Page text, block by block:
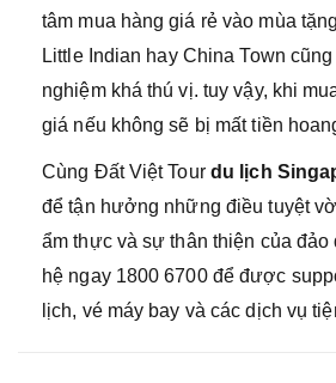
tâm mua hàng giá rẻ vào mùa
Little Indian hay China Town
nghiệm khá thú vị. tuy vậy, khi
giá nếu không sẽ bị mất tiền
Cùng Đất Việt Tour du lịch
để tận hưởng những điều tuyệt
ẩm thực và sự thân thiện của
hệ ngay 1800 6700 để được
lịch, vé máy bay và các dịch vụ